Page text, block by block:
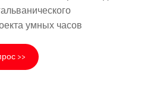
умных часов
>>